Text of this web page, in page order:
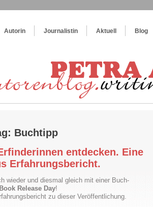
Autorin Journalistin Aktuell Blog
Buchtipp
entdecken. Eine
Erfahrungsbericht.
wieder und diesmal gleich mit einer Buch-
Book Release Day!
zu dieser Veröffentlichung.